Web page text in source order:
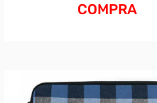
COMPRA